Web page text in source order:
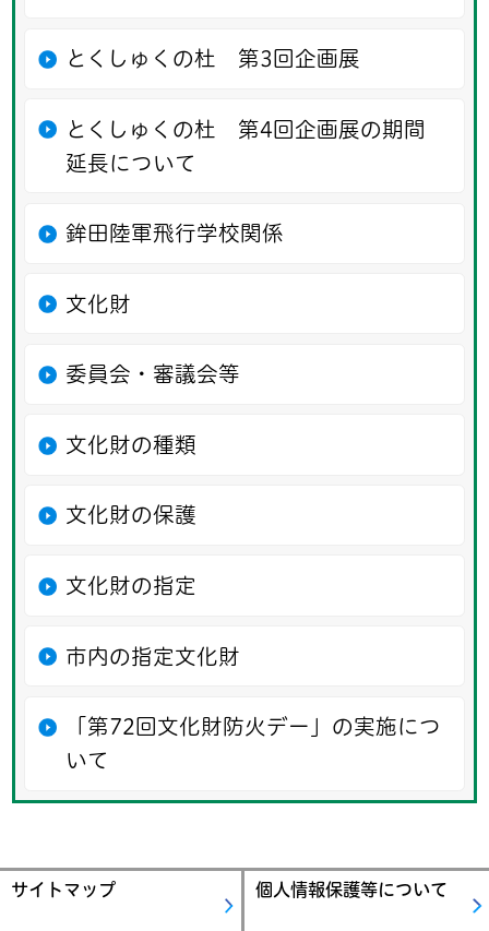
とくしゅくの杜 第3回企画展
とくしゅくの杜 第4回企画展の期間
延長について
鉾田陸軍飛行学校関係
文化財
委員会・審議会等
文化財の種類
文化財の保護
文化財の指定
市内の指定文化財
「第72回文化財防火デー」の実施につ
いて
サイトマップ 個人情報保護等について